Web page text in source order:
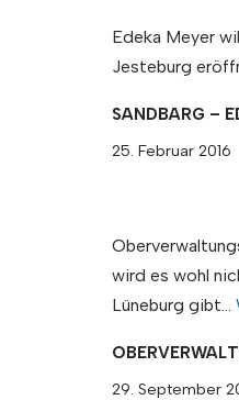
Edeka Meyer
Jesteburg
SANDBARG –
25. Februar 2016
wird es wohl
Lüneburg gibt…
29. September